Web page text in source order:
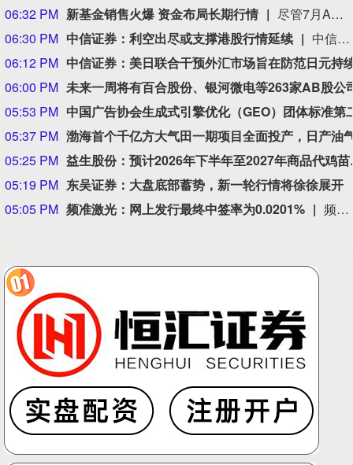
06:32 PM 新基金销售火爆 资金布局长期行情
尽管7月A股市场调整，但新发基金市场却呈现出冷暖反差，多只主动权益新品募集成绩亮眼。普通投资者踊跃认购新基金的背后，是不少基金经理对于当前科技行情长周期属性的深度研判，公募普遍判断AI产业浪潮不是短期主题炒作，科技浪潮的演绎周期也远不止半年。
06:30 PM 中信证券：利空出尽或支撑港股行情延续
中信证券研报指出，近一个月恒生综指迎来业绩预期反转，中报超预期与利好预告推动全年盈利上修；而恒科指数受制于乘用车盈利分化及头部互联网平台资本开支扩张对短期利润率的压制，预期修复相对滞后。行业上，医疗保健（CXO与制药龙头驱动）、金融（券商资管与保险）、公用事业及周期运输景气上行；消费、地产及资讯科技预期遭下调。交易层面呈现资金回补超跌低位板块与交易高景气业绩动能的“双管齐下”特征。面对财报密集披露期与海内外宏观扰动，配置建议维持“红利防守+成长弹性”杠铃策略：防守端锁定高股息、低β“类债”资产；进攻端聚焦互联网巨头、双向资金加仓的机器人与生物科技，以及技术硬件与AI应用，兼顾创新药及工业金属的催化布局。
06:12 PM
06:00 PM
05:53 PM
05:37 PM
05:25 PM
益生股
05:19 PM 东吴证券：大盘底部蓄势，新一轮行情将徐徐展开
05:05 PM 频准激光：网上发行最终中签率为0.0201% 频准激光8月9日公告，回拨机制启动后，网上发行最终中签率为0.0201%。